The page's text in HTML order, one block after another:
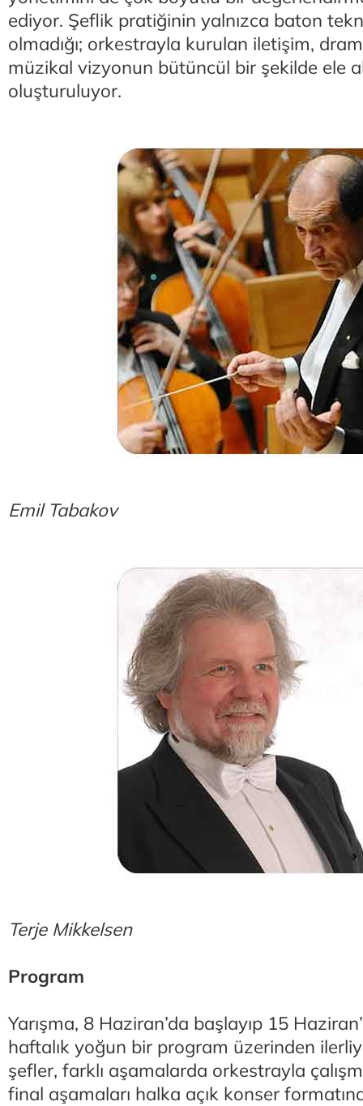
ediyor. Şeflik pratiğinin yalnızca baton
olmadığı; orkestrayla kurulan iletişim,
müzikal vizyonun bütüncül bir şekilde ele
oluşturuluyor.
Emil Tabakov
Terje Mikkelsen
Program
Yarışma, 8 Haziran’da başlayıp 15
haftalık yoğun bir program üzerinden
şefler, farklı aşamalarda orkestrayla
final aşamaları halka açık konser